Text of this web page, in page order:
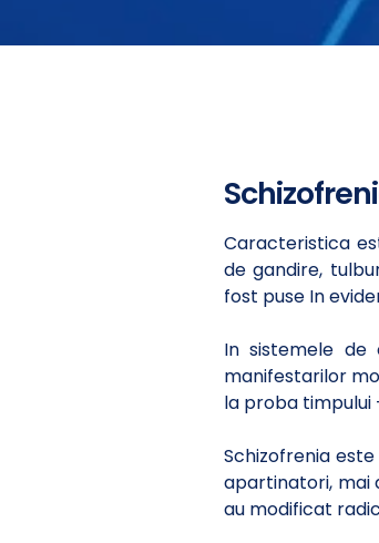
Caracteristica
de gandire,
fost puse In
In sistemele de
manifestarilor
la proba timpului
Schizofrenia
apartinatori, mai
au modificat